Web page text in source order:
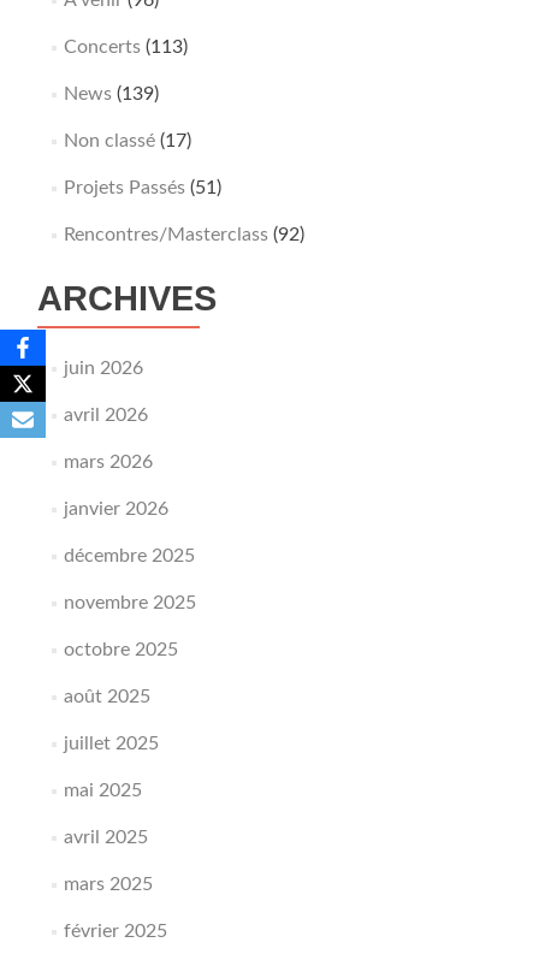
Concerts(113)
News(139)
Non classé(17)
Projets Passés(51)
Rencontres/Masterclass(92)
ARCHIVES
juin 2026
avril 2026
mars 2026
janvier 2026
décembre 2025
novembre 2025
octobre 2025
août 2025
juillet 2025
mai 2025
avril 2025
mars 2025
février 2025